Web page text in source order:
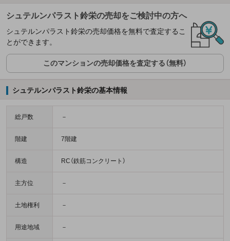
シュテルンパラスト鈴栄の売却をご検討中の方へ
シュテルンパラスト鈴栄の売却価格を無料で査定するこ
とができます。
このマンションの売却価格を査定する（無料）
シュテルンパラスト鈴栄の基本情報
総戸数 －
階建 7階建
構造 RC（鉄筋コンクリート）
主方位 －
土地権利 －
用途地域 －